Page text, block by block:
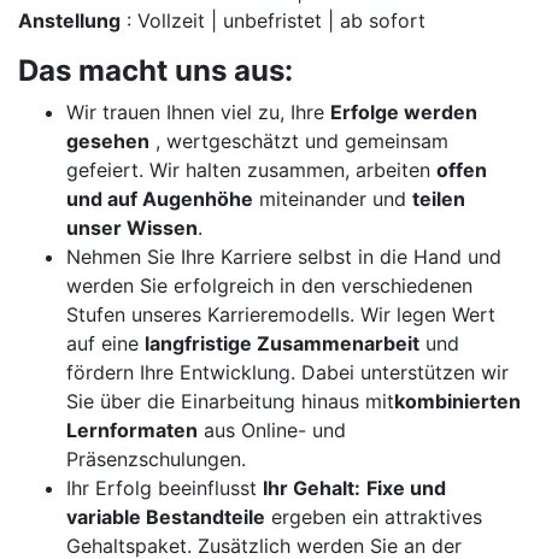
Anstellung : Vollzeit | unbefristet | ab sofort
Das macht uns aus:
Wir trauen Ihnen viel zu, Ihre Erfolge werden
gesehen , wertgeschätzt und gemeinsam
gefeiert. Wir halten zusammen, arbeiten offen
und auf Augenhöhe miteinander und teilen
unser Wissen.
Nehmen Sie Ihre Karriere selbst in die Hand und
werden Sie erfolgreich in den verschiedenen
Stufen unseres Karrieremodells. Wir legen Wert
auf eine langfristige Zusammenarbeit und
fördern Ihre Entwicklung. Dabei unterstützen wir
Sie über die Einarbeitung hinaus mitkombinierten
Lernformaten aus Online- und
Präsenzschulungen.
Ihr Erfolg beeinflusst Ihr Gehalt: Fixe und
variable Bestandteile ergeben ein attraktives
Gehaltspaket. Zusätzlich werden Sie an der